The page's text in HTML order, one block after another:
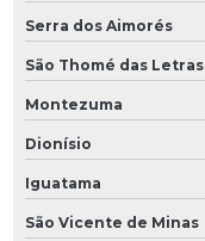
Serra dos Aimorés
São Thomé das Letras
Montezuma
Dionísio
Iguatama
São Vicente de Minas